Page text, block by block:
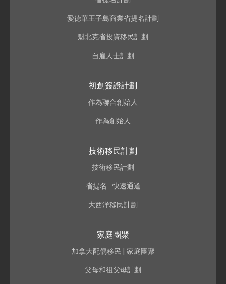
愛德華王子島商業省提名計劃
魁北克省投資移民計劃
自雇人士計劃
初創簽證計劃
作為聯合創始人
作為創始人
技術移民計劃
技術移民計劃
省提名 - 快速通道
大西洋移民計劃
家庭團聚
加拿大配偶移民 | 家庭團聚
父母和祖父母計劃